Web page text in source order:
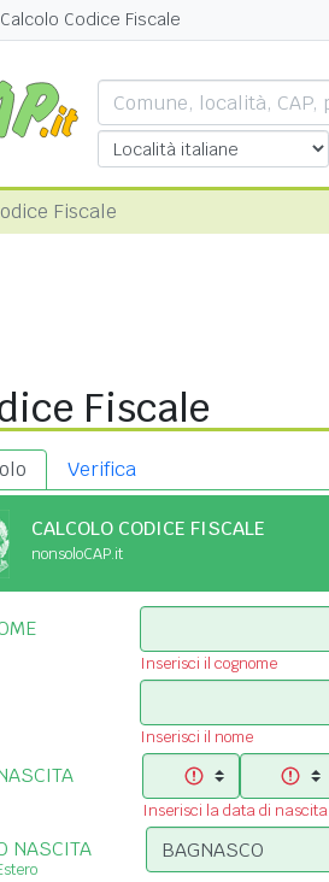
Calcolo Codice Fiscale
Fiscale
Fiscale
Verifica
CALCOLO CODICE FISCALE
nonsoloCAP.it
Inserisci il cognome
Inserisci il nome
Inserisci la data di nascita
NASCITA